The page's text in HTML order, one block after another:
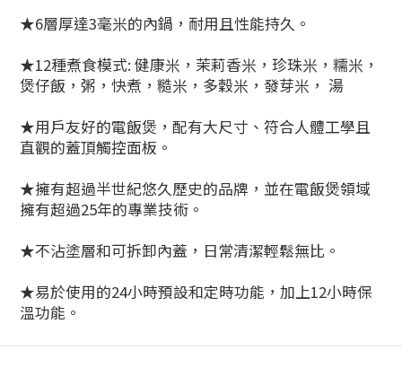
★6層厚達3毫米的內鍋，耐用且性能持久。
★12種煮食模式: 健康米，茉莉香米，珍珠米，糯米，
煲仔飯，粥，快煮，糙米，多穀米，發芽米， 湯
★用戶友好的電飯煲，配有大尺寸、符合人體工學且
直觀的蓋頂觸控面板。
★擁有超過半世紀悠久歷史的品牌，並在電飯煲領域
擁有超過25年的專業技術。
★不沾塗層和可拆卸內蓋，日常清潔輕鬆無比。
★易於使用的24小時預設和定時功能，加上12小時保
溫功能。